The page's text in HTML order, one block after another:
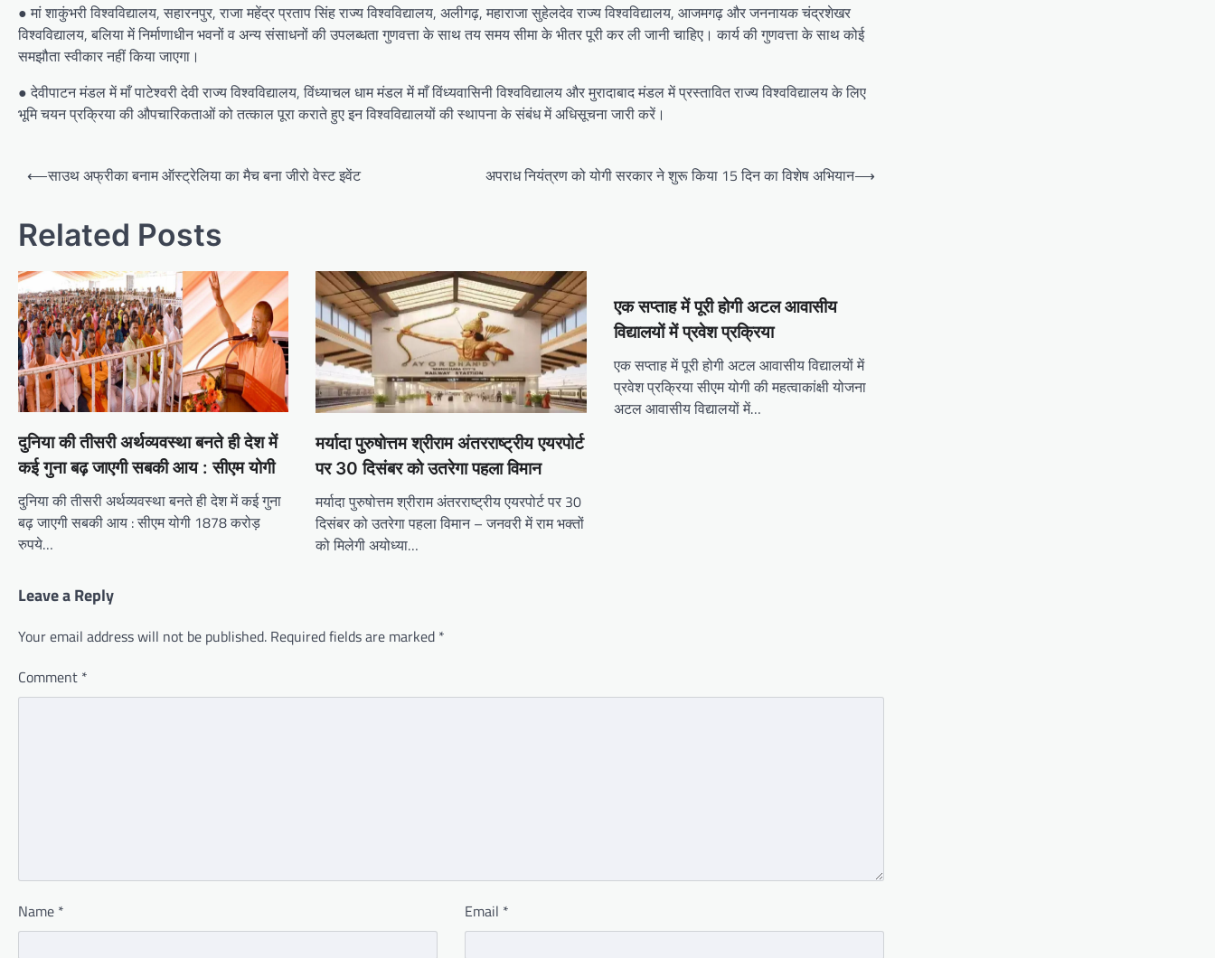
● मां शाकुंभरी विश्वविद्यालय, सहारनपुर, राजा महेंद्र प्रताप सिंह राज्य विश्वविद्यालय, अलीगढ़, महाराजा सुहेलदेव राज्य विश्वविद्यालय, आजमगढ़ और जननायक चंद्रशेखर
विश्वविद्यालय, बलिया में निर्माणाधीन भवनों व अन्य संसाधनों की उपलब्धता गुणवत्ता के साथ तय समय सीमा के भीतर पूरी कर ली जानी चाहिए। कार्य की गुणवत्ता के साथ कोई
समझौता स्वीकार नहीं किया जाएगा।
● देवीपाटन मंडल में माँ पाटेश्वरी देवी राज्य विश्वविद्यालय, विंध्याचल धाम मंडल में माँ विंध्यवासिनी विश्वविद्यालय और मुरादाबाद मंडल में प्रस्तावित राज्य विश्वविद्यालय के लिए
भूमि चयन प्रक्रिया की औपचारिकताओं को तत्काल पूरा कराते हुए इन विश्वविद्यालयों की स्थापना के संबंध में अधिसूचना जारी करें।
Post
⟵साउथ अफ्रीका बनाम ऑस्ट्रेलिया का मैच बना जीरो वेस्ट इवेंट अपराध नियंत्रण को योगी सरकार ने शुरू किया 15 दिन का विशेष अभियान⟶
Related Posts
दुनिया की तीसरी अर्थव्यवस्था बनते ही देश में
कई गुना बढ़ जाएगी सबकी आय : सीएम योगी
दुनिया की तीसरी अर्थव्यवस्था बनते ही देश में कई गुना
बढ़ जाएगी सबकी आय : सीएम योगी 1878 करोड़
रुपये…
मर्यादा पुरुषोत्तम श्रीराम अंतरराष्ट्रीय एयरपोर्ट
पर 30 दिसंबर को उतरेगा पहला विमान
मर्यादा पुरुषोत्तम श्रीराम अंतरराष्ट्रीय एयरपोर्ट पर 30
दिसंबर को उतरेगा पहला विमान – जनवरी में राम भक्तों
को मिलेगी अयोध्या…
एक सप्ताह में पूरी होगी अटल आवासीय
विद्यालयों में प्रवेश प्रक्रिया
एक सप्ताह में पूरी होगी अटल आवासीय विद्यालयों में
प्रवेश प्रक्रिया सीएम योगी की महत्वाकांक्षी योजना
अटल आवासीय विद्यालयों में…
Leave a Reply
Your email address will not be published. Required fields are marked *
Comment *
Name * Email *